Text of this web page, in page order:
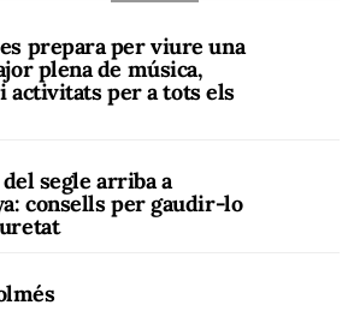
prepara per viure una
plena de música,
activitats per a tots els
del segle arriba a
consells per gaudir-lo